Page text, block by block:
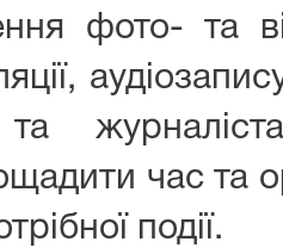
фото- та
час та
події.